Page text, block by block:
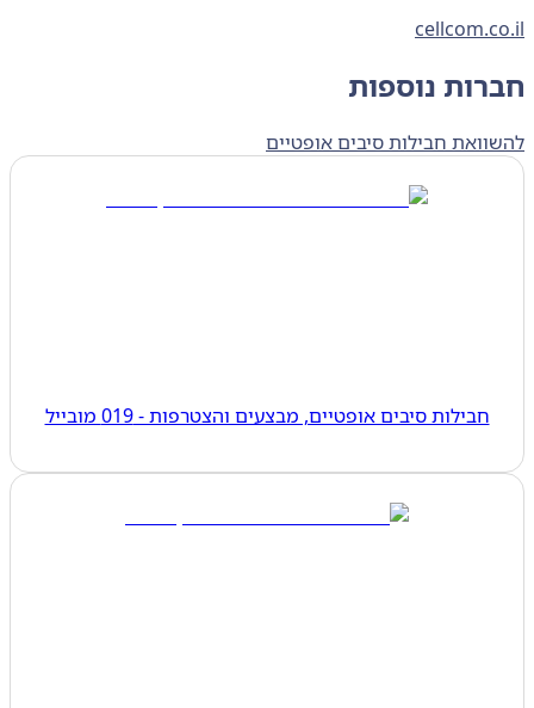
נוספות
חבילות סיבים אופטיים
חבילות סיבים אופטיים, מבצעים והצטרפות - 019 מובייל